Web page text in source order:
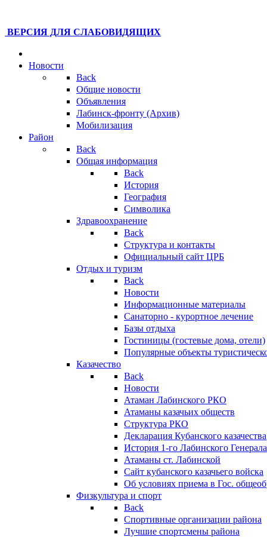
ВЕРСИЯ ДЛЯ СЛАБОВИДЯЩИХ
Новости
Back
Общие новости
Объявления
Лабинск-фронту (Архив)
Мобилизация
Район
Back
Общая информация
Back
История
География
Символика
Здравоохранение
Back
Структура и контакты
Официальный сайт ЦРБ
Отдых и туризм
Back
Новости
Информационные материалы
Санаторно - курортное лечение
Базы отдыха
Гостиницы (гостевые дома, отели)
Популярные объекты
Казачество
Back
Новости
Атаман Лабинского РКО
Атаманы казачьих обществ
Структура РКО
Декларация Кубанского казачества
История 1-го Лабинского
Атаманы ст. Лабинской
Cайт кубанского казачьего войска
Об условиях приема в Гос.
Физкультура и спорт
Back
Спортивные организации района
Лучшие спортсмены района